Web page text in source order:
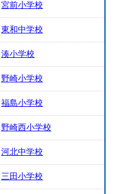
宮前小学校
東和中学校
湊小学校
野崎小学校
福島小学校
野崎西小学校
河北中学校
三田小学校